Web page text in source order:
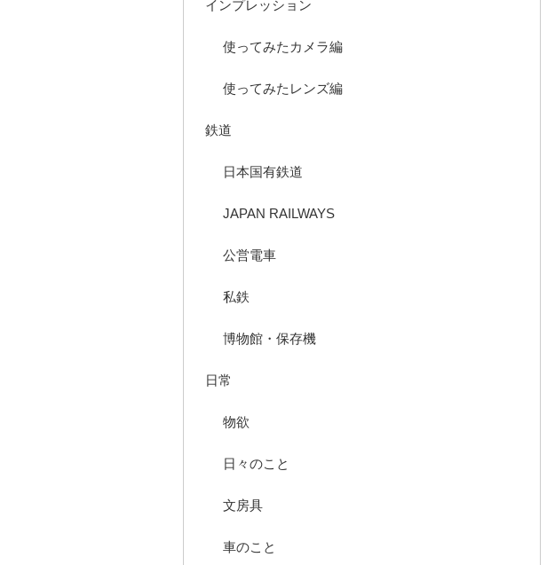
インプレッション
使ってみたカメラ編
使ってみたレンズ編
鉄道
日本国有鉄道
JAPAN RAILWAYS
公営電車
私鉄
博物館・保存機
日常
物欲
日々のこと
文房具
車のこと